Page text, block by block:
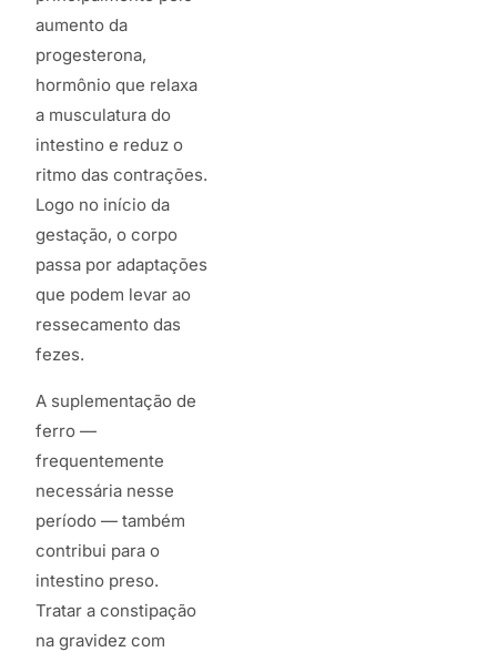
aumento da
progesterona,
hormônio que relaxa
a musculatura do
intestino e reduz o
ritmo das contrações.
Logo no início da
gestação, o corpo
passa por adaptações
que podem levar ao
ressecamento das
fezes.
A suplementação de
ferro —
frequentemente
necessária nesse
período — também
contribui para o
intestino preso.
Tratar a constipação
na gravidez com